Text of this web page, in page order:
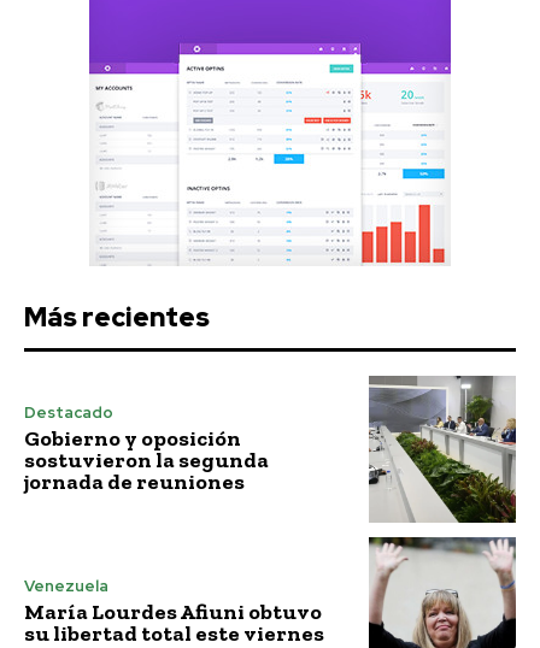
Más recientes
Destacado
Gobierno y oposición
sostuvieron la segunda
jornada de reuniones
Venezuela
María Lourdes Afiuni obtuvo
su libertad total este viernes